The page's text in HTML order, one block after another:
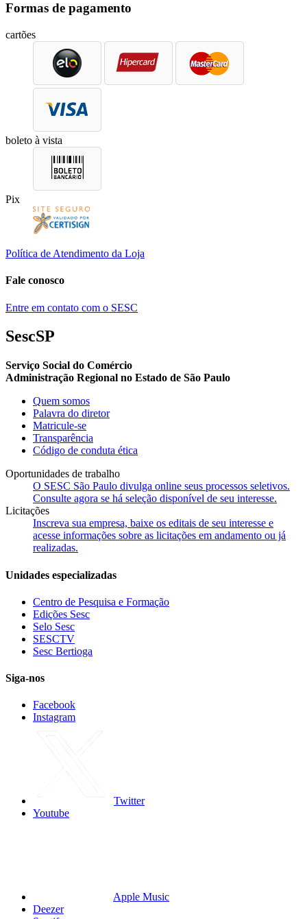
Formas de pagamento
cartões
boleto à vista
Pix
Política de Atendimento da Loja
Fale conosco
Entre em contato com o SESC
SescSP
Serviço Social do Comércio
Administração Regional no Estado de São Paulo
Quem somos
Palavra do diretor
Matricule-se
Transparência
Código de conduta ética
Oportunidades de trabalho
O SESC São Paulo divulga online seus processos seletivos.
Consulte agora se há seleção disponível de seu interesse.
Licitações
Inscreva sua empresa, baixe os editais de seu interesse e
acesse informações sobre as licitações em andamento ou já
realizadas.
Unidades especializadas
Centro de Pesquisa e Formação
Edições Sesc
Selo Sesc
SESCTV
Sesc Bertioga
Siga-nos
Facebook
Instagram
Twitter
Youtube
Apple Music
Deezer